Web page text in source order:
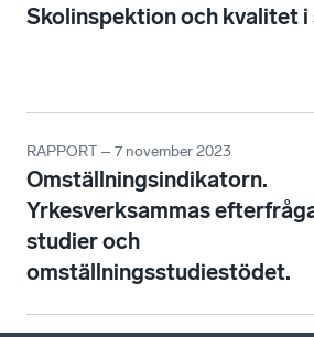
Skolinspektion och kvalitet i
RAPPORT – 7 november 2023
Omställningsindikatorn.
Yrkesverksammas
studier och
omställningsstudiestödet.